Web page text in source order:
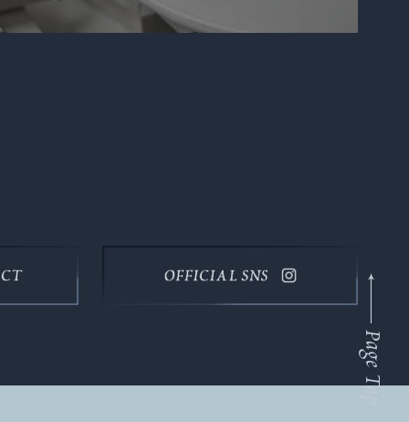
Page Top